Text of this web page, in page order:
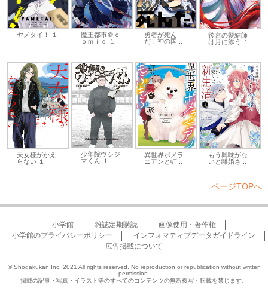
ヤメタイ！ １
魔王都市＠ｃ
ｏｍｉｃ １
勇者が死ん
だ！神の国...
後宮の髪結師
は月に添う １
天女様がかえ
らない １
少年院ウシジ
マくん １
異世界ポメラ
ニアンと虹...
もう興味がな
いと離婚さ...
ページTOPへ
小学館 雑誌定期購読
画像使用・著作権
小学館のプライバシーポリシー
インフォマティブデータガイドライン
広告掲載について
© Shogakukan Inc. 2021 All rights reserved. No reproduction or republication without written
permission.
掲載の記事・写真・イラスト等のすべてのコンテンツの無断複写・転載を禁じます。